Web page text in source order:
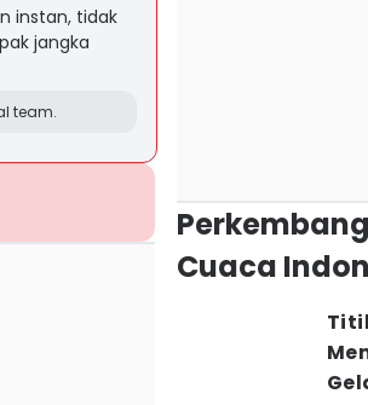
instan, tidak
jangka
team.
Cuaca